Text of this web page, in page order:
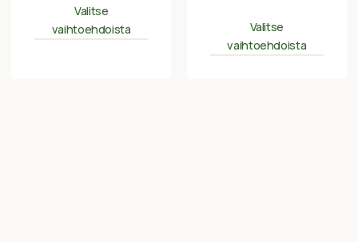
Valitse
vaihtoehdoista
Valitse
vaihtoehdoista